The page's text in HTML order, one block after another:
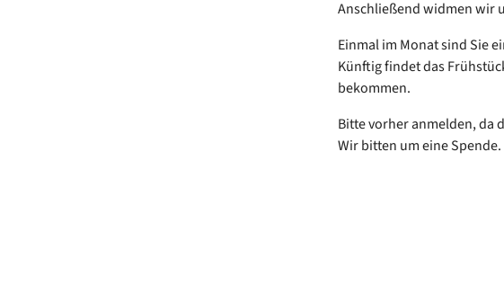
Anschließend widmen wir
Einmal im Monat sind Sie
Künftig findet das
bekommen.
Bitte vorher anmelden, da
Wir bitten um eine Spende.